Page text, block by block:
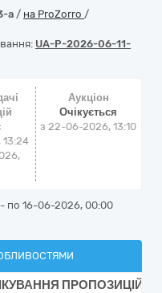
a / на ProZorro /
UA-P-2026-06-11-
13:24
Аукціон
Очікується
з22-06-2026, 13:10
по 16-06-2026, 00:00
ПРОПОЗИЦІЙ